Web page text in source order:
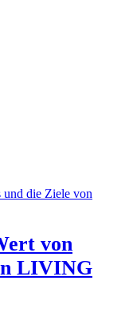
von
LIVING